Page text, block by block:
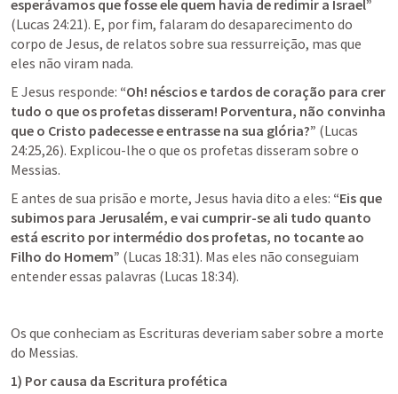
esperávamos que fosse ele quem havia de redimir a Israel”
(Lucas 24:21). E, por fim, falaram do desaparecimento do
corpo de Jesus, de relatos sobre sua ressurreição, mas que
eles não viram nada.
E Jesus responde: “Oh! néscios e tardos de coração para crer
tudo o que os profetas disseram! Porventura, não convinha
que o Cristo padecesse e entrasse na sua glória?” (Lucas
24:25,26). Explicou-lhe o que os profetas disseram sobre o
Messias.
E antes de sua prisão e morte, Jesus havia dito a eles: “Eis que
subimos para Jerusalém, e vai cumprir-se ali tudo quanto
está escrito por intermédio dos profetas, no tocante ao
Filho do Homem” (Lucas 18:31). Mas eles não conseguiam
entender essas palavras (Lucas 18:34).
Os que conheciam as Escrituras deveriam saber sobre a morte
do Messias.
1) Por causa da Escritura profética